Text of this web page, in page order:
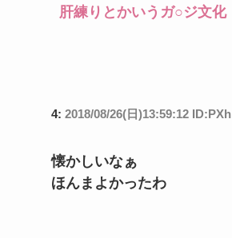
肝練りとかいうガ○ジ文化
4: 2018/08/26(日)13:59:12 ID:PXh
懐かしいなぁ
ほんまよかったわ